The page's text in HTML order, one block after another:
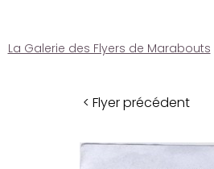
La Galerie des Flyers de Marabouts
< Flyer précédent